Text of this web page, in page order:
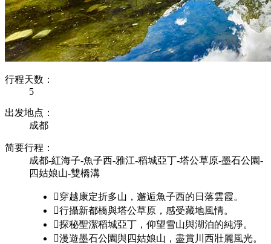
行程天数：
5
出发地点：
成都
简要行程：
成都-紅海子-魚子西-雅江-稻城亞丁-塔公草原-墨石公園-
四姑娘山-雙橋溝
穿越康定折多山，邂逅魚子西的日落雲霞。
行攝新都橋與塔公草原，感受藏地風情。
探秘聖潔稻城亞丁，仰望雪山與湖泊的純淨。
漫遊墨石公園與四姑娘山，盡賞川西壯麗風光。